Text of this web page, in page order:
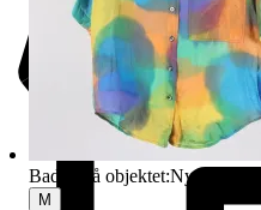
Badge på objektet:Ny
M